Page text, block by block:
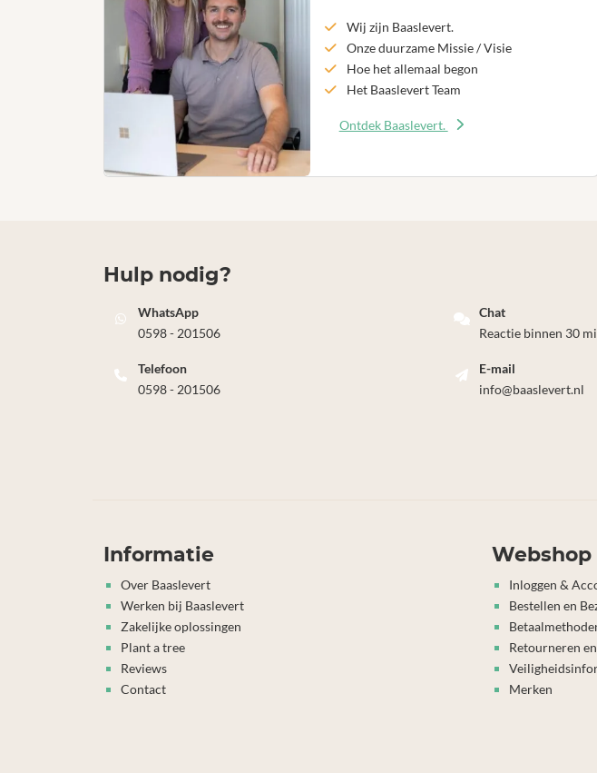
Wij zijn Baaslevert.
Onze duurzame Missie / Visie
Hoe het allemaal begon
Het Baaslevert Team
Ontdek Baaslevert.
Hulp nodig?
WhatsApp
0598 - 201506
Chat
Reactie binnen 30
Telefoon
0598 - 201506
E-mail
info@baaslevert.nl
Informatie
Over Baaslevert
Werken bij Baaslevert
Zakelijke oplossingen
Plant a tree
Reviews
Contact
Webshop
Inloggen &
Bestellen en
Retourneren
Merken